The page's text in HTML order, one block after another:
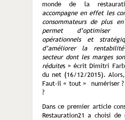
monde de la
accompagne en effet les
consommateurs de plus
permet d’optimiser
opérationnels et
d’améliorer la
secteur dont les marges
réduites » écrit Dimitri
du net (16/12/2015).
Faut-il « tout » numériser
?
Dans ce premier article
Restauration21 a choisi